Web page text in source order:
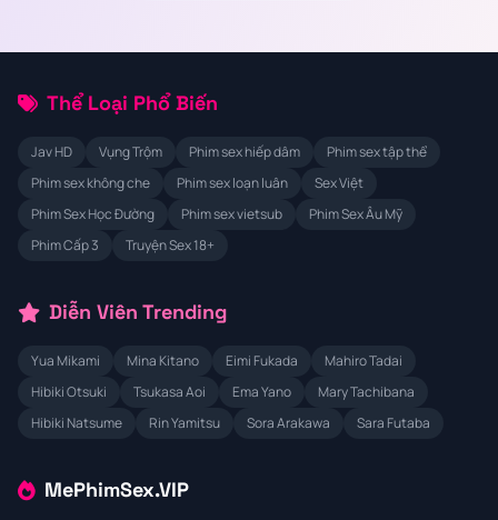
Thể Loại Phổ Biến
Jav HD Vụng Trộm Phim sex hiếp dâm
Phim sex tập thể
Phim sex không che
Phim sex loạn luân
Sex Việt
Phim Sex Học Đường
Phim sex vietsub
Phim Sex Âu Mỹ
Phim Cấp 3
Truyện Sex 18+
Diễn Viên Trending
Yua Mikami Mina Kitano Eimi Fukada
Mahiro Tadai
Hibiki Otsuki
Tsukasa Aoi Ema Yano
Mary Tachibana
Hibiki Natsume
Rin Yamitsu Sora Arakawa Sara Futaba
MePhimSex.VIP